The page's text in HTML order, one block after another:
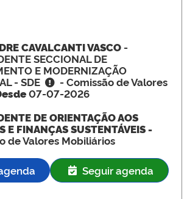
CAVALCANTI VASCO -
SECCIONAL DE
E MODERNIZAÇÃO
- SDE
- Comissão de Valores
07-07-2026
DE ORIENTAÇÃO AOS
E FINANÇAS SUSTENTÁVEIS -
de Valores Mobiliários
Seguir agenda